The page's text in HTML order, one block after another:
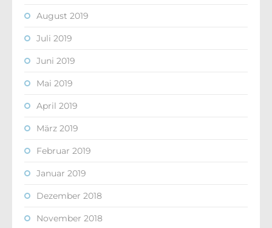
August 2019
Juli 2019
Juni 2019
Mai 2019
April 2019
März 2019
Februar 2019
Januar 2019
Dezember 2018
November 2018